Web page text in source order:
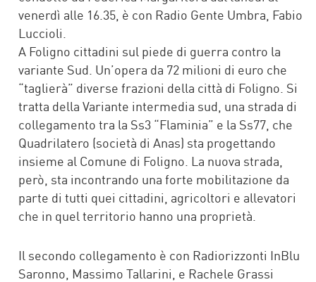
venerdì alle 16.35, è con Radio Gente Umbra, Fabio
Luccioli.
A Foligno cittadini sul piede di guerra contro la
variante Sud. Un’opera da 72 milioni di euro che
“taglierà” diverse frazioni della città di Foligno. Si
tratta della Variante intermedia sud, una strada di
collegamento tra la Ss3 “Flaminia” e la Ss77, che
Quadrilatero (società di Anas) sta progettando
insieme al Comune di Foligno. La nuova strada,
però, sta incontrando una forte mobilitazione da
parte di tutti quei cittadini, agricoltori e allevatori
che in quel territorio hanno una proprietà.
Il secondo collegamento è con Radiorizzonti InBlu
Saronno, Massimo Tallarini, e Rachele Grassi